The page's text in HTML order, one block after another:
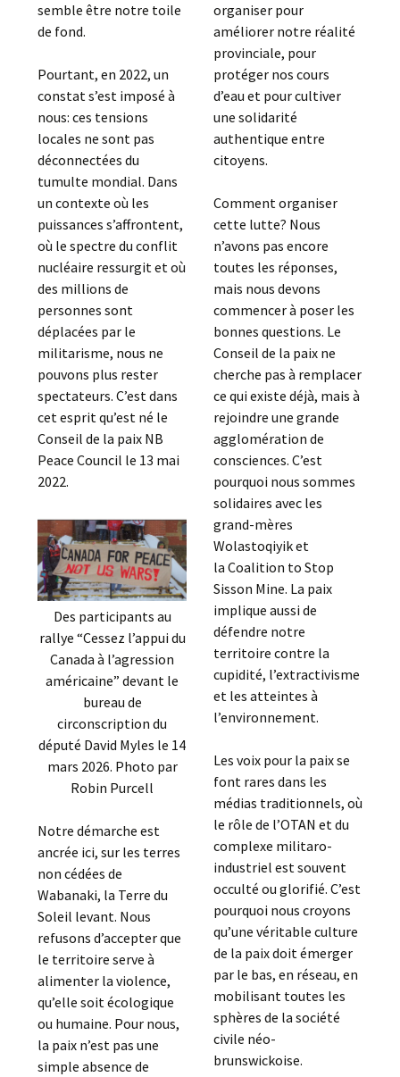
semble être notre toile
de fond.
Pourtant, en 2022, un
constat s’est imposé à
nous: ces tensions
locales ne sont pas
déconnectées du
tumulte mondial. Dans
un contexte où les
puissances s’affrontent,
où le spectre du conflit
nucléaire ressurgit et où
des millions de
personnes sont
déplacées par le
militarisme, nous ne
pouvons plus rester
spectateurs. C’est dans
cet esprit qu’est né le
Conseil de la paix NB
Peace Council le 13 mai
2022.
Des participants au
rallye “Cessez l’appui du
Canada à l’agression
américaine” devant le
bureau de
circonscription du
député David Myles le 14
mars 2026. Photo par
Robin Purcell
Notre démarche est
ancrée ici, sur les terres
non cédées de
Wabanaki, la Terre du
Soleil levant. Nous
refusons d’accepter que
le territoire serve à
alimenter la violence,
qu’elle soit écologique
ou humaine. Pour nous,
la paix n’est pas une
simple absence de
organiser pour
améliorer notre réalité
provinciale, pour
protéger nos cours
d’eau et pour cultiver
une solidarité
authentique entre
citoyens.
Comment organiser
cette lutte? Nous
n’avons pas encore
toutes les réponses,
mais nous devons
commencer à poser les
bonnes questions. Le
Conseil de la paix ne
cherche pas à remplacer
ce qui existe déjà, mais à
rejoindre une grande
agglomération de
consciences. C’est
pourquoi nous sommes
solidaires avec les
grand-mères
Wolastoqiyik et
la Coalition to Stop
Sisson Mine. La paix
implique aussi de
défendre notre
territoire contre la
cupidité, l’extractivisme
et les atteintes à
l’environnement.
Les voix pour la paix se
font rares dans les
médias traditionnels, où
le rôle de l’OTAN et du
complexe militaro-
industriel est souvent
occulté ou glorifié. C’est
pourquoi nous croyons
qu’une véritable culture
de la paix doit émerger
par le bas, en réseau, en
mobilisant toutes les
sphères de la société
civile néo-
brunswickoise.